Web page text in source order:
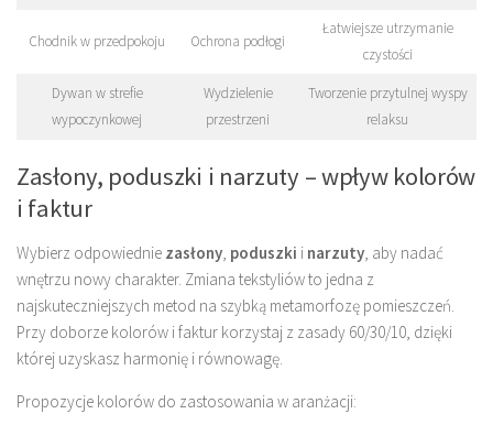
Chodnik w przedpokoju Ochrona podłogi
Łatwiejsze utrzymanie
czystości
Dywan w strefie
wypoczynkowej
Wydzielenie
przestrzeni
Tworzenie przytulnej wyspy
relaksu
Zasłony, poduszki i narzuty – wpływ kolorów
i faktur
Wybierz odpowiednie zasłony, poduszki i narzuty, aby nadać
wnętrzu nowy charakter. Zmiana tekstyliów to jedna z
najskuteczniejszych metod na szybką metamorfozę pomieszczeń.
Przy doborze kolorów i faktur korzystaj z zasady 60/30/10, dzięki
której uzyskasz harmonię i równowagę.
Propozycje kolorów do zastosowania w aranżacji: